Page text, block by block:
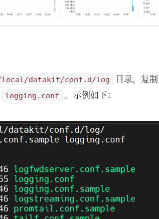
datakit/conf.d/log 目录，复制
logging.conf 。示例如下：